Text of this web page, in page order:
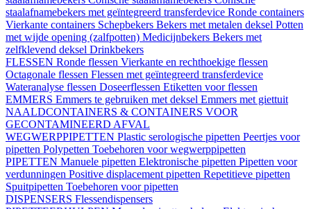
staalafnamebekers met geïntegreerd transferdevice Ronde containers
Vierkante containers Schepbekers Bekers met metalen deksel Potten
met wijde opening (zalfpotten) Medicijnbekers Bekers met
zelfklevend deksel Drinkbekers
FLESSEN Ronde flessen Vierkante en rechthoekige flessen
Octagonale flessen Flessen met geïntegreerd transferdevice
Wateranalyse flessen Doseerflessen Etiketten voor flessen
EMMERS Emmers te gebruiken met deksel Emmers met giettuit
NAALDCONTAINERS & CONTAINERS VOOR
GECONTAMINEERD AFVAL
WEGWERPPIPETTEN Plastic serologische pipetten Peertjes voor
pipetten Polypetten Toebehoren voor wegwerppipetten
PIPETTEN Manuele pipetten Elektronische pipetten Pipetten voor
verdunningen Positive displacement pipetten Repetitieve pipetten
Spuitpipetten Toebehoren voor pipetten
DISPENSERS Flessendispensers